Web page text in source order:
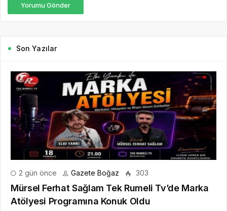
Yorumu Gönder
Son Yazılar
2 gün önce Gazete Boğaz 303
Mürsel Ferhat Sağlam Tek Rumeli Tv’de Marka
Atölyesi Programına Konuk Oldu